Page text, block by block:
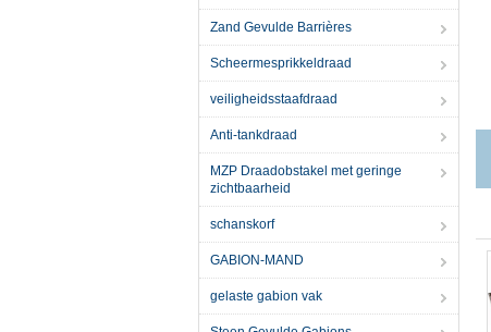
Zand Gevulde Barrières
Scheermesprikkeldraad
veiligheidsstaafdraad
Anti-tankdraad
MZP Draadobstakel met geringe
zichtbaarheid
schanskorf
GABION-MAND
gelaste gabion vak